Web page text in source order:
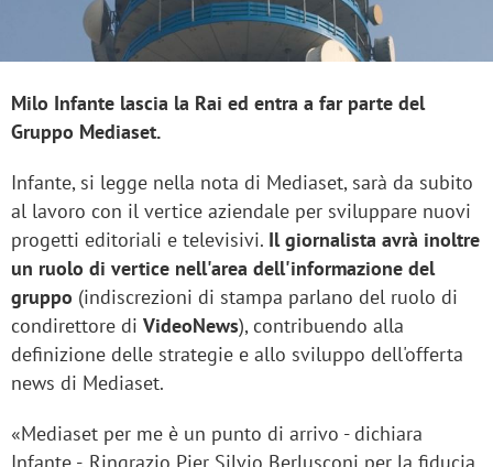
Milo Infante lascia la Rai ed entra a far parte del
Gruppo Mediaset.
Infante, si legge nella nota di Mediaset, sarà da subito
al lavoro con il vertice aziendale per sviluppare nuovi
progetti editoriali e televisivi. Il giornalista avrà inoltre
un ruolo di vertice nell'area dell'informazione del
gruppo (indiscrezioni di stampa parlano del ruolo di
condirettore di VideoNews), contribuendo alla
definizione delle strategie e allo sviluppo dell'offerta
news di Mediaset.
«Mediaset per me è un punto di arrivo - dichiara